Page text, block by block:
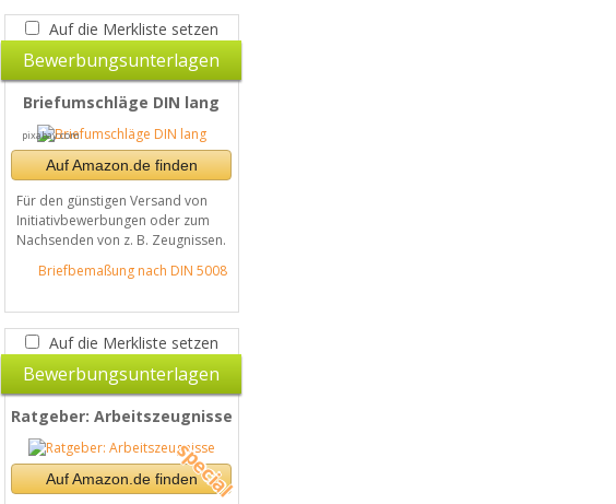
Auf die Merkliste setzen
Bewerbungsunterlagen
Briefumschläge DIN lang
pixabay.com
Auf Amazon.de finden
Für den günstigen Versand von
Initiativbewerbungen oder zum
Nachsenden von z. B. Zeugnissen.
Briefbemaßung nach DIN 5008
Auf die Merkliste setzen
Bewerbungsunterlagen
Ratgeber: Arbeitszeugnisse
Auf Amazon.de finden